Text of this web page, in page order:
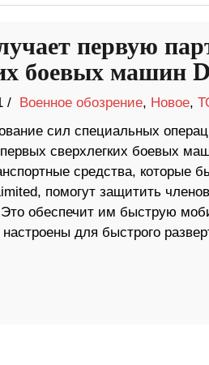
первую
боевых машин
/ Военное обозрение, Новое,
сил специальных
первых сверхлегких боевых
средства, которые
помогут защитить
обеспечит им быструю
для быстрого